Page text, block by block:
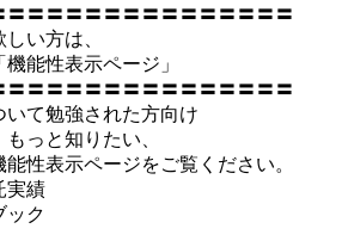
〓〓〓〓〓〓〓〓〓〓〓〓〓〓〓
い方は、
能性表示ページ」
〓〓〓〓〓〓〓〓〓〓〓〓〓〓〓
て勉強された方向け
っと知りたい、
性表示ページをご覧ください。
実績
ック